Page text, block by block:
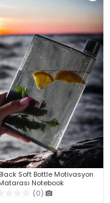
Soft Bottle Motivasyon
Notebook
Sporcu Suluk Su
(0)